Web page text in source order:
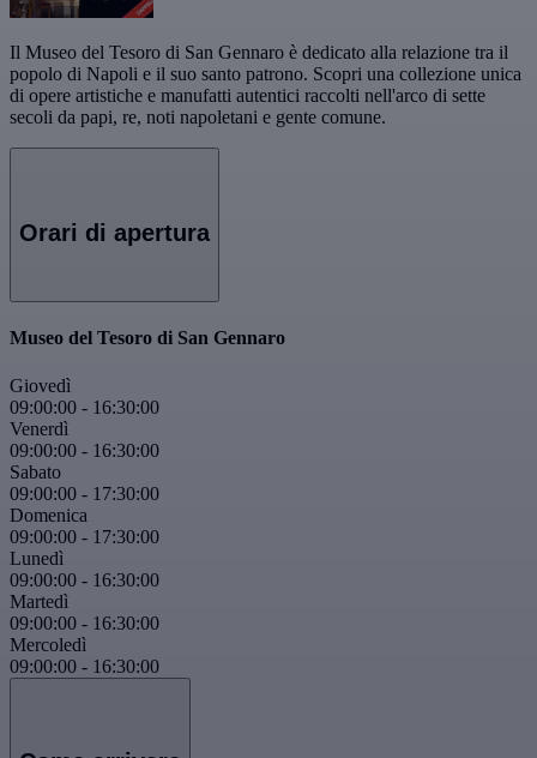
Il Museo del Tesoro di San Gennaro è dedicato alla relazione tra il
popolo di Napoli e il suo santo patrono. Scopri una collezione unica
di opere artistiche e manufatti autentici raccolti nell'arco di sette
secoli da papi, re, noti napoletani e gente comune.
Orari di apertura
Museo del Tesoro di San Gennaro
Giovedì
09:00:00 - 16:30:00
Venerdì
09:00:00 - 16:30:00
Sabato
09:00:00 - 17:30:00
Domenica
09:00:00 - 17:30:00
Lunedì
09:00:00 - 16:30:00
Martedì
09:00:00 - 16:30:00
Mercoledì
09:00:00 - 16:30:00